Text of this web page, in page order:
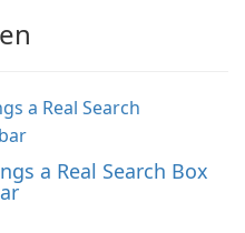
a Real Search Box